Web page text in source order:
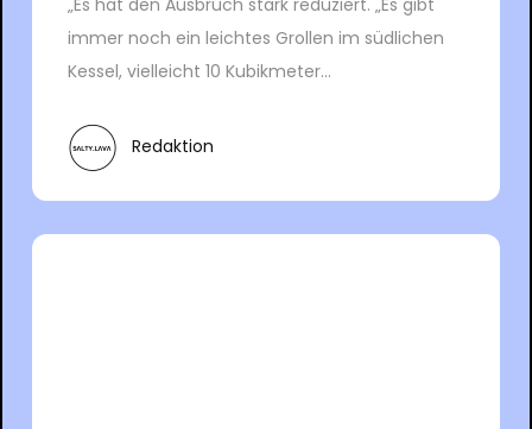
immer noch ein leichtes Grollen im südlichen
Kessel, vielleicht 10 Kubikmeter...
Redaktion